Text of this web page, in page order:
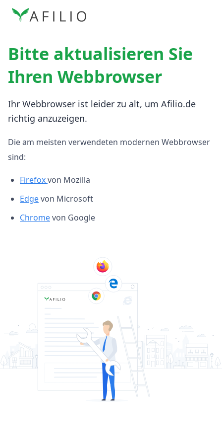
Bitte aktualisieren Sie
Ihren Webbrowser
Ihr Webbrowser ist leider zu alt, um Afilio.de
richtig anzuzeigen.
Die am meisten verwendeten modernen Webbrowser
sind:
Firefoxvon Mozilla
Edgevon Microsoft
Chromevon Google